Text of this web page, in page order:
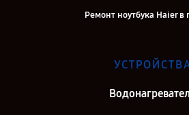
Ремонт ноутбука Haier в
Ремонт ноутбука Haier в